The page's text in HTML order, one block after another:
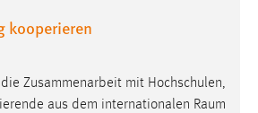
kooperieren
Zusammenarbeit mit Hochschulen,
aus dem internationalen Raum